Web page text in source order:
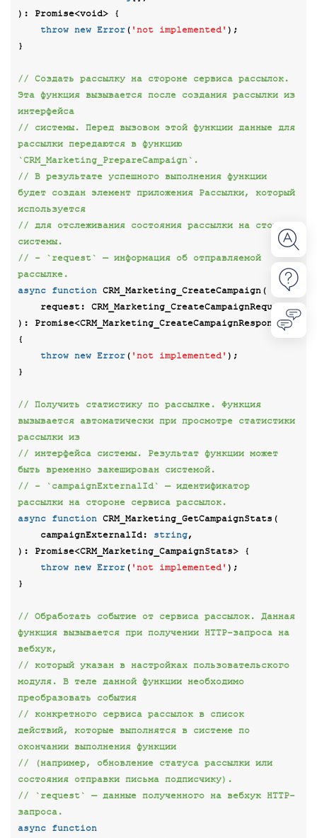
): Promise<void>
{
throw new Error( 'not implemented' );
}
// Создать рассылку на стороне сервиса рассылок.
Эта функция вызывается после создания рассылки из
интерфейса
// системы. Перед вызовом этой функции данные для
рассылки передаются в функцию
`CRM_Marketing_PrepareCampaign`.
// В результате успешного выполнения функции
будет создан элемент приложения Рассылки, который
используется
// для отслеживания состояния рассылки на стороне
системы.
// - `request` — информация об отправляемой
рассылке.
async function CRM_Marketing_CreateCampaign(
): Promise<CRM_Marketing_CreateCampaignResponse >
{
throw new Error( 'not implemented' );
}
// Получить статистику по рассылке. Функция
вызывается автоматически при просмотре статистики
рассылки из
// интерфейса системы. Результат функции может
быть временно закеширован системой.
// - `campaignExternalId` — идентификатор
рассылки на стороне сервиса рассылок.
async function CRM_Marketing_GetCampaignStats (
    campaignExternalId:
string
): Promise<CRM_Marketing_CampaignStats>
{
throw new Error( 'not implemented' );
}
// Обработать событие от сервиса рассылок. Данная
функция вызывается при получении HTTP-запроса на
вебхук,
// который указан в настройках пользовательского
модуля. В теле данной функции необходимо
преобразовать события
// конкретного сервиса рассылок в список
действий, которые выполнятся в системе по
окончании выполнения функции
// (например, обновление статуса рассылки или
состояния отправки письма подписчику).
// `request` — данные полученного на вебхук HTTP-
запроса.
async function